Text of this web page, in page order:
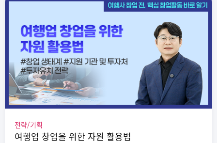
전략/기획
여행업 창업을 위한 자원 활용법